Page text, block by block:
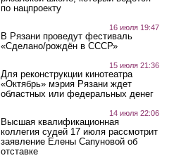
по нацпроекту
16 июля 19:47
В Рязани проведут фестиваль
«Сделано/рождён в СССР»
15 июля 21:36
Для реконструкции кинотеатра
«Октябрь» мэрия Рязани ждет
областных или федеральных денег
14 июля 22:06
Высшая квалификационная
коллегия судей 17 июля рассмотрит
заявление Елены Сапуновой об
отставке